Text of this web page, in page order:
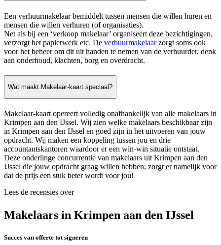
Een verhuurmakelaar bemiddelt tussen mensen die willen huren en
mensen die willen verhuren (of organisaties).
Net als bij een ‘verkoop makelaar’ organiseert deze bezichtigingen,
verzorgt het papierwerk etc. De verhuurmakelaarzorgt soms ook
voor het beheer om dit uit handen te nemen van de verhuurder, denk
aan onderhoud, klachten, borg en overdracht.
Wat maakt Makelaar-kaart speciaal?
Makelaar-kaart opereert volledig onafhankelijk van alle makelaars in
Krimpen aan den IJssel. Wij zien welke makelaars beschikbaar zijn
in Krimpen aan den IJssel en goed zijn in het uitvoeren van jouw
opdracht. Wij maken een koppeling tussen jou en drie
accountantskantoren waardoor er een win-win situatie ontstaat.
Deze onderlinge concurrentie van makelaars uit Krimpen aan den
IJssel die jouw opdracht graag willen hebben, zorgt er namelijk voor
dat de prijs een stuk beter wordt voor jou!
Lees de recensies over
Makelaars in Krimpen aan den IJssel
Succes van offerte tot signeren